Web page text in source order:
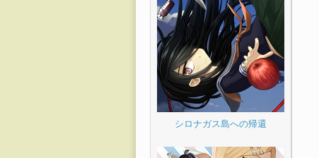
シロナガス島への帰還